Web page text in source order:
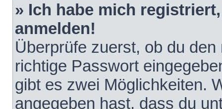
» Ich habe mich
anmelden!
Überprüfe zuerst, ob du
richtige Passwort
gibt es zwei Möglichkeiten.
angegeben hast, dass du